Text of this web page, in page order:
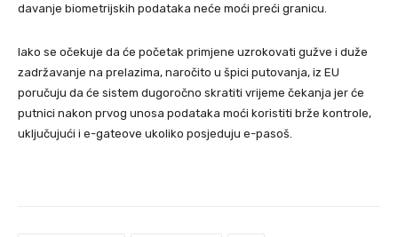
davanje biometrijskih podataka neće moći preći granicu.
Iako se očekuje da će početak primjene uzrokovati gužve i duže
zadržavanje na prelazima, naročito u špici putovanja, iz EU
poručuju da će sistem dugoročno skratiti vrijeme čekanja jer će
putnici nakon prvog unosa podataka moći koristiti brže kontrole,
uključujući i e-gateove ukoliko posjeduju e-pasoš.